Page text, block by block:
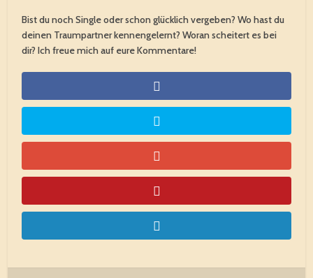
Bist du noch Single oder schon glücklich vergeben? Wo hast du
deinen Traumpartner kennengelernt? Woran scheitert es bei
dir? Ich freue mich auf eure Kommentare!